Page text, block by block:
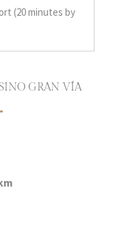
(20 minutes by
GRAN VÍA